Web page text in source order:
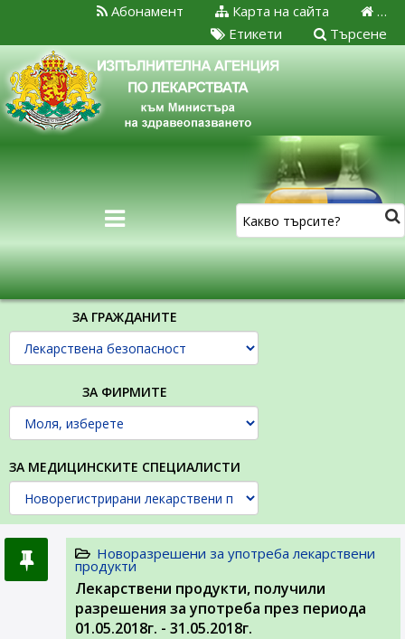
…
Карта на сайта
Абонамент
Търсене
Етикети
ЗА ГРАЖДАНИТЕ
ЗА ФИРМИТЕ
ЗА МЕДИЦИНСКИТЕ СПЕЦИАЛИСТИ
Новоразрешени за употреба лекарствени
продукти
Лекарствени продукти, получили
разрешения за употреба през периода
01.05.2018г. - 31.05.2018г.